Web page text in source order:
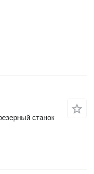
станок